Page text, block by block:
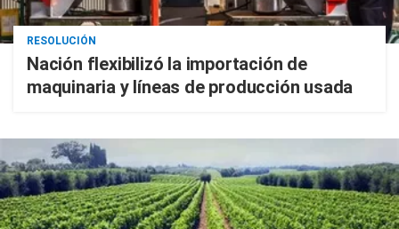
RESOLUCIÓN
Nación flexibilizó la importación de
maquinaria y líneas de producción usada